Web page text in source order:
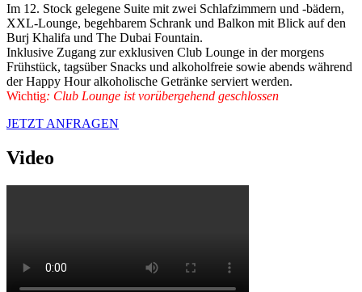
Im 12. Stock gelegene Suite mit zwei Schlafzimmern und -bädern,
XXL-Lounge, begehbarem Schrank und Balkon mit Blick auf den
Burj Khalifa und The Dubai Fountain.
Inklusive Zugang zur exklusiven Club Lounge in der morgens
Frühstück, tagsüber Snacks und alkoholfreie sowie abends während
der Happy Hour alkoholische Getränke serviert werden.
Wichtig: Club Lounge ist vorübergehend geschlossen
JETZT ANFRAGEN
Video